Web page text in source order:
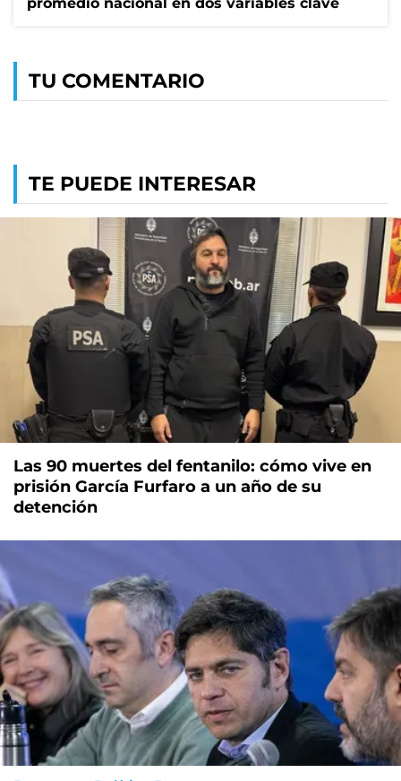
TU COMENTARIO
TE PUEDE INTERESAR
Las 90 muertes del fentanilo: cómo vive en
prisión García Furfaro a un año de su
detención